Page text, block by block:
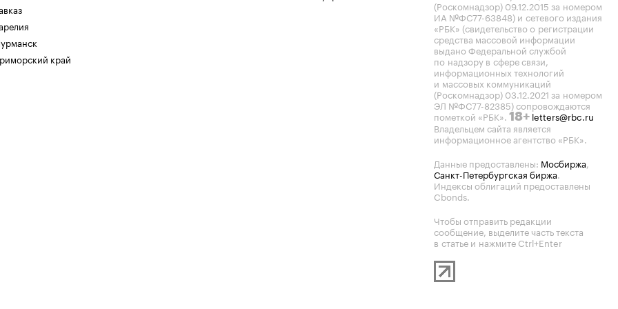
край
(Роскомнадзор) 09.12.2015 за номером
ИА №ФС77-63848) и сетевого издания
«РБК» (свидетельство о регистрации
средства массовой информации
выдано Федеральной службой
по надзору в сфере связи,
информационных технологий
и массовых коммуникаций
(Роскомнадзор) 03.12.2021 за номером
ЭЛ №ФС77-82385) сопровождаются
пометкой «РБК». 18+ letters@rbc.ru
Владельцем сайта является
информационное агентство «РБК».
Данные предоставлены: Мосбиржа,
Санкт-Петербургская биржа.
Индексы облигаций предоставлены
Cbonds.
Чтобы отправить редакции
сообщение, выделите часть текста
в статье и нажмите Ctrl+Enter